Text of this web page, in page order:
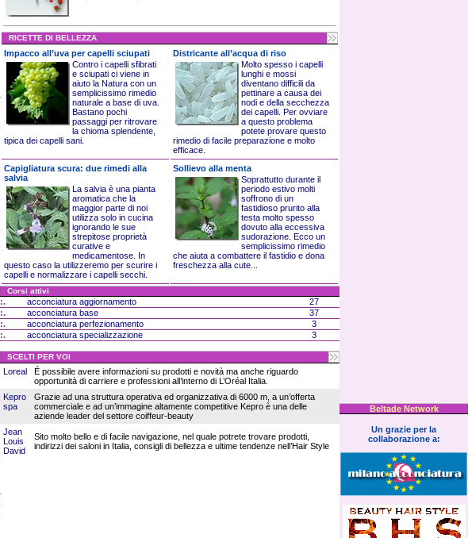
RICETTE DI BELLEZZA
Impacco all’uva per capelli sciupati
Contro i capelli sfibrati
e sciupati ci viene in
aiuto la Natura con un
semplicissimo rimedio
naturale a base di uva.
Bastano pochi
passaggi per ritrovare
la chioma splendente,
tipica dei capelli sani.
Districante all’acqua di riso
Molto spesso i capelli
lunghi e mossi
diventano difficili da
pettinare a causa dei
nodi e della secchezza
dei capelli. Per ovviare
a questo problema
potete provare questo
rimedio di facile preparazione e molto
efficace.
Capigliatura scura: due rimedi alla
salvia
La salvia è una pianta
aromatica che la
maggior parte di noi
utilizza solo in cucina
ignorando le sue
strepitose proprietà
curative e
medicamentose. In
questo caso la utilizzeremo per scurire i
capelli e normalizzare i capelli secchi.
Sollievo alla menta
Soprattutto durante il
periodo estivo molti
soffrono di un
fastidioso prurito alla
testa molto spesso
dovuto alla eccessiva
sudorazione. Ecco un
semplicissimo rimedio
che aiuta a combattere il fastidio e dona
freschezza alla cute...
Corsi attivi
:. acconciatura aggiornamento
27
:.
acconciatura base
37
:.
acconciatura perfezionamento
3
:.
acconciatura specializzazione 3
SCELTI PER VOI
Loreal
É possibile avere informazioni su prodotti e novità ma anche riguardo
opportunità di carriere e professioni all’interno di L’Oréal Italia.
Kepro
spa
Grazie ad una struttura operativa ed organizzativa di 6000 m, a un’offerta
commerciale e ad un’immagine altamente competitive Kepro è una delle
aziende leader del settore coiffeur-beauty
Jean
Louis
David
Sito molto bello e di facile navigazione, nel quale potrete trovare prodotti,
indirizzi dei saloni in Italia, consigli di bellezza e ultime tendenze nell’Hair Style
Beltade Network
Un grazie per la
collaborazione a: